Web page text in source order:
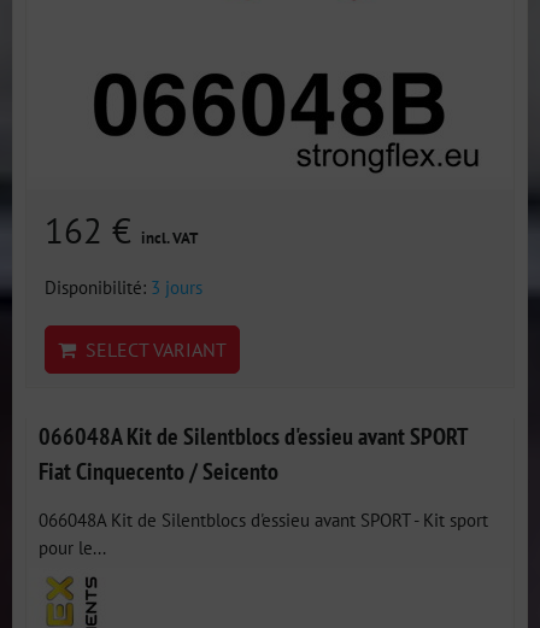
162 € incl. VAT
Disponibilité: 3 jours
SELECT VARIANT
066048A Kit de Silentblocs d'essieu avant SPORT
Fiat Cinquecento / Seicento
066048A Kit de Silentblocs d'essieu avant SPORT - Kit sport
pour le...